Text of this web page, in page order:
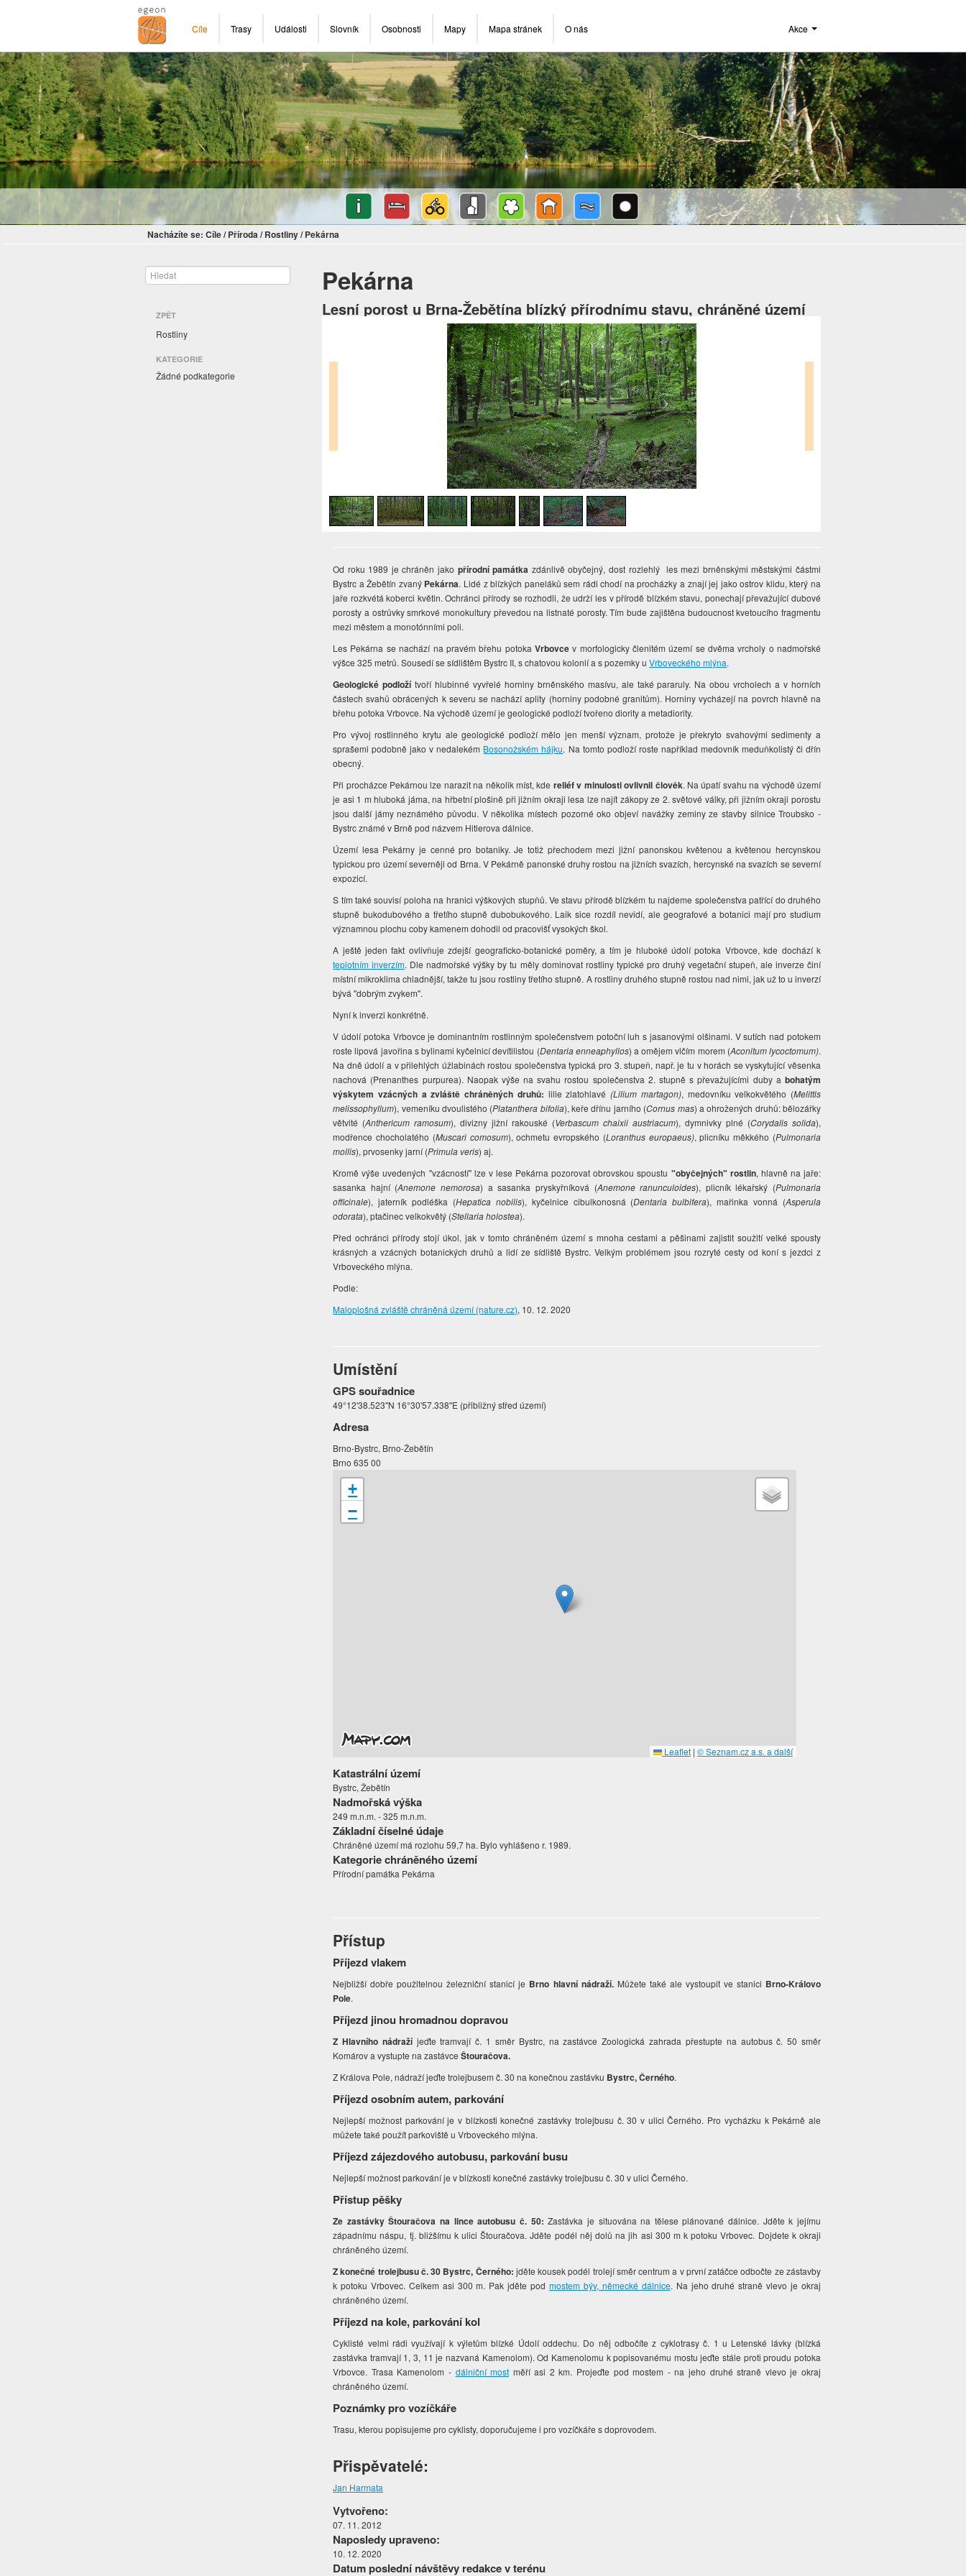
Cíle Trasy Události Slovník Osobnosti Mapy Mapa stránek O nás Akce
Nacházíte se: Cíle/ Příroda/ Rostliny/ Pekárna
ZPĚT
Rostliny
KATEGORIE
Žádné podkategorie
Pekárna
Lesní porost u Brna-Žebětína blízký přírodnímu stavu, chráněné území
Od roku 1989 je chráněn jako přírodní památka zdánlivě obyčejný, dost rozlehlý les mezi brněnskými městskými částmi
Bystrc a Žebětín zvaný Pekárna. Lidé z blízkých paneláků sem rádi chodí na procházky a znají jej jako ostrov klidu, který na
jaře rozkvétá koberci květin. Ochránci přírody se rozhodli, že udrží les v přírodě blízkém stavu, ponechají převažující dubové
porosty a ostrůvky smrkové monokultury převedou na listnaté porosty. Tím bude zajištěna budoucnost kvetoucího fragmentu
mezi městem a monotónními poli.
Les Pekárna se nachází na pravém břehu potoka Vrbovcev morfologicky členitém území se dvěma vrcholy o nadmořské
výšce 325 metrů. Sousedí se sídlištěm Bystrc II, s chatovou kolonií a s pozemky uVrboveckého mlýna.
Geologické podložítvoří hlubinné vyvřelé horniny brněnského masívu, ale také pararuly. Na obou vrcholech a v horních
částech svahů obrácených k severu se nachází aplity (horniny podobné granitům). Horniny vycházejí na povrch hlavně na
břehu potoka Vrbovce. Na východě území je geologické podloží tvořeno diority a metadiority.
Pro vývoj rostlinného krytu ale geologické podloží mělo jen menší význam, protože je překryto svahovými sedimenty a
sprašemi podobně jako v nedalekém Bosonožském hájku. Na tomto podloží roste například medovník meduňkolistý či dřín
obecný.
Při procházce Pekárnou lze narazit na několik míst, kde reliéf v minulosti ovlivnil člověk. Na úpatí svahu na východě území
je asi 1 m hluboká jáma, na hřbetní plošině při jižním okraji lesa lze najít zákopy ze 2. světové války, při jižním okraji porostu
jsou další jámy neznámého původu. V několika místech pozorné oko objeví navážky zeminy ze stavby silnice Troubsko -
Bystrc známé v Brně pod názvem Hitlerova dálnice.
Území lesa Pekárny je cenné pro botaniky. Je totiž přechodem mezi jižní panonskou květenou a květenou hercynskou
typickou pro území severněji od Brna. V Pekárně panonské druhy rostou na jižních svazích, hercynské na svazích se severní
expozicí.
S tím také souvisí poloha na hranici výškových stupňů. Ve stavu přírodě blízkém tu najdeme společenstva patřící do druhého
stupně bukodubového a třetího stupně dubobukového. Laik sice rozdíl nevidí, ale geografové a botanici mají pro studium
významnou plochu coby kamenem dohodil od pracovišť vysokých škol.
A ještě jeden fakt ovlivňuje zdejší geograficko-botanické poměry, a tím je hluboké údolí potoka Vrbovce, kde dochází k
teplotním inverzím. Dle nadmořské výšky by tu měly dominovat rostliny typické pro druhý vegetační stupeň, ale inverze činí
místní mikroklima chladnější, takže tu jsou rostliny třetího stupně. A rostliny druhého stupně rostou nad nimi, jak už to u inverzí
bývá "dobrým zvykem".
Nyní k inverzi konkrétně.
V údolí potoka Vrbovce je dominantním rostlinným společenstvem potoční luh s jasanovými olšinami. V sutích nad potokem
roste lipová javořina s bylinami kyčelnicí devítilistou (Dentaria enneaphyllos) a omějem vlčím morem (Aconitum lycoctomum).
Na dně údolí a v přilehlých úžlabinách rostou společenstva typická pro 3. stupeň, např. je tu v horách se vyskytující věsenka
nachová (Prenanthes purpurea). Naopak výše na svahu rostou společenstva 2. stupně s převažujícími duby a bohatým
výskytem vzácných a zvláště chráněných druhů: lilie zlatohlavé(Lilium martagon), medovníku velkokvětého (Melittis
melissophyllum), vemeníku dvoulistého (Platanthera bifolia), keře dřínu jarního (Cornus mas) a ohrožených druhů: bělozářky
větvité (Anthericum ramosum), divizny jižní rakouské (Verbascum chaixii austriacum), dymnivky plné (Corydalis solida),
modřence chocholatého (Muscari comosum), ochmetu evropského (Loranthus europaeus), plicníku měkkého (Pulmonaria
mollis), prvosenky jarní (Primula veris) aj.
Kromě výše uvedených "vzácností" lze v lese Pekárna pozorovat obrovskou spoustu "obyčejných" rostlin, hlavně na jaře:
sasanka hajní (Anemone nemorosa) a sasanka pryskyřníková (Anemone ranunculoides), plicník lékařský (Pulmonaria
officinale), jaterník podléška (Hepatica nobilis), kyčelnice cibulkonosná (Dentaria bulbifera), mařinka vonná (Asperula
odorata), ptačinec velkokvětý (Stellaria holostea).
Před ochránci přírody stojí úkol, jak v tomto chráněném území s mnoha cestami a pěšinami zajistit soužití velké spousty
krásných a vzácných botanických druhů a lidí ze sídliště Bystrc. Velkým problémem jsou rozryté cesty od koní s jezdci z
Vrboveckého mlýna.
Podle:
Maloplošná zvláště chráněná území (nature.cz), 10. 12. 2020
Umístění
GPS souřadnice
49°12'38.523"N 16°30'57.338"E (přibližný střed území)
Adresa
Brno-Bystrc, Brno-Žebětín
Brno 635 00
+
−
Leaflet | © Seznam.cz a.s. a další
Katastrální území
Bystrc, Žebětín
Nadmořská výška
249 m.n.m. - 325 m.n.m.
Základní číselné údaje
Chráněné území má rozlohu 59,7 ha. Bylo vyhlášeno r. 1989.
Kategorie chráněného území
Přírodní památka Pekárna
Přístup
Příjezd vlakem
Nejbližší dobře použitelnou železniční stanicí je Brno hlavní nádraží.Můžete také ale vystoupit ve stanici Brno-Královo
Pole.
Příjezd jinou hromadnou dopravou
Z Hlavního nádražíjeďte tramvají č. 1 směr Bystrc, na zastávce Zoologická zahrada přestupte na autobus č. 50 směr
Komárov a vystupte na zastávceŠtouračova.
Z Králova Pole, nádraží jeďte trolejbusem č. 30 na konečnou zastávku Bystrc, Černého.
Příjezd osobním autem, parkování
Nejlepší možnost parkování je v blízkosti konečné zastávky trolejbusu č. 30 v ulici Černého. Pro vycházku k Pekárně ale
můžete také použít parkoviště u Vrboveckého mlýna.
Příjezd zájezdového autobusu, parkování busu
Nejlepší možnost parkování je v blízkosti konečné zastávky trolejbusu č. 30 v ulici Černého.
Přístup pěšky
Ze zastávky Štouračova na lince autobusu č. 50:Zastávka je situována na tělese plánované dálnice. Jděte k jejímu
západnímu náspu, tj. bližšímu k ulici Štouračova. Jděte podél něj dolů na jih asi 300 m k potoku Vrbovec. Dojdete k okraji
chráněného území.
Z konečné trolejbusu č. 30 Bystrc, Černého: jděte kousek podél trolejí směr centrum a v první zatáčce odbočte ze zástavby
k potoku Vrbovec. Celkem asi 300 m. Pak jděte podmostem býv, německé dálnice. Na jeho druhé straně vlevo je okraj
chráněného území.
Příjezd na kole, parkování kol
Cyklisté velmi rádi využívají k výletům blízké Údolí oddechu. Do něj odbočíte z cyklotrasy č. 1 u Letenské lávky (blízká
zastávka tramvají 1, 3, 11 je nazvaná Kamenolom). Od Kamenolomu k popisovanému mostu jeďte stále proti proudu potoka
Vrbovce. Trasa Kamenolom - dálniční most měří asi 2 km. Projeďte pod mostem -na jeho druhé straně vlevo je okraj
chráněného území.
Poznámky pro vozíčkáře
Trasu, kterou popisujeme pro cyklisty, doporučujeme i pro vozíčkáře s doprovodem.
Přispěvatelé:
Jan Harmata
Vytvořeno:
07. 11. 2012
Naposledy upraveno:
10. 12. 2020
Datum poslední návštěvy redakce v terénu